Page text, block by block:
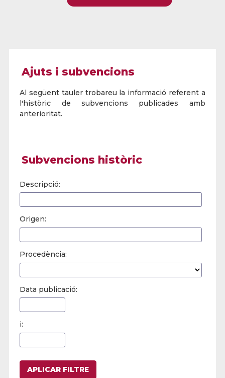
Ajuts i subvencions
Al següent tauler trobareu la informació referent a
l'històric de subvencions publicades amb
anterioritat.
Subvencions històric
Descripció:
Origen:
Procedència:
Data publicació:
i:
APLICAR FILTRE